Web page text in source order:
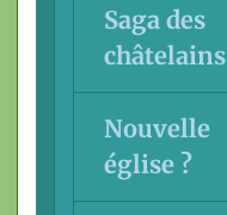
Saga des
châtelains
Nouvelle
église ?